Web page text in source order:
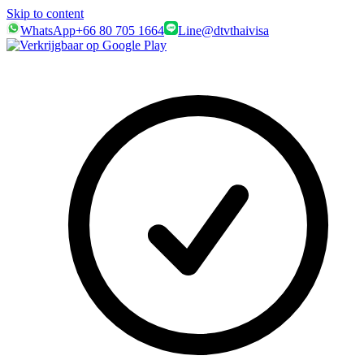
Skip to content
WhatsApp+66 80 705 1664 Line@dtvthaivisa